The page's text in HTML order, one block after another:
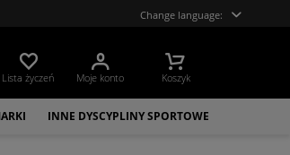
Change language:
Lista życzeń Moje konto Koszyk
INNE DYSCYPLINY SPORTOWE